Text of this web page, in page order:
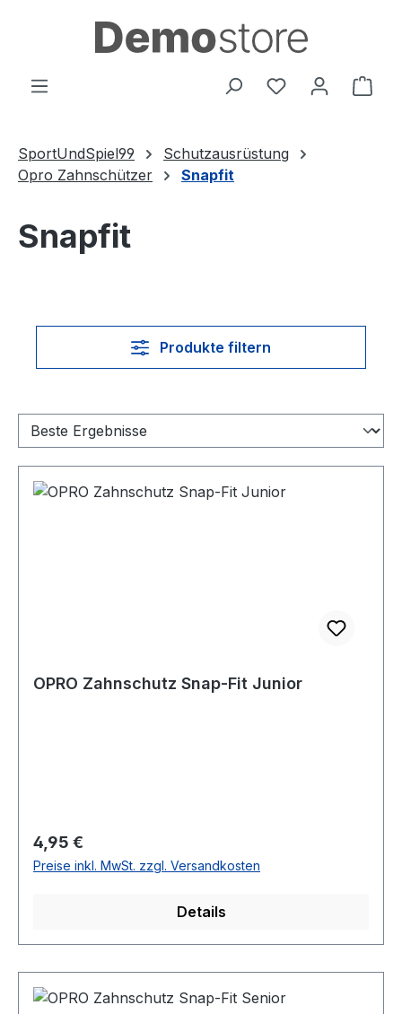
Zum Hauptinhalt springen
Du hast 0
SportUndSpiel99
Schutzausrüstung
Opro Zahnschützer
Snapfit
Snapfit
Produkte filtern
OPRO Zahnschutz Snap-Fit Junior
Regulärer Preis:
4,95 €
Preise inkl. MwSt. zzgl. Versandkosten
Details